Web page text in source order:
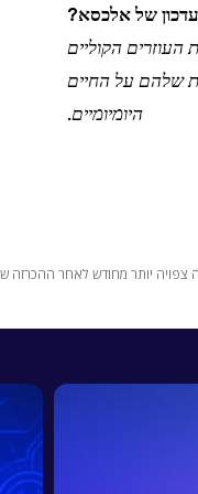
של אלכסא?
הקוליים
שלהם על החיים
היומיומיים.
יותר מחודש לאחר ההכרזה